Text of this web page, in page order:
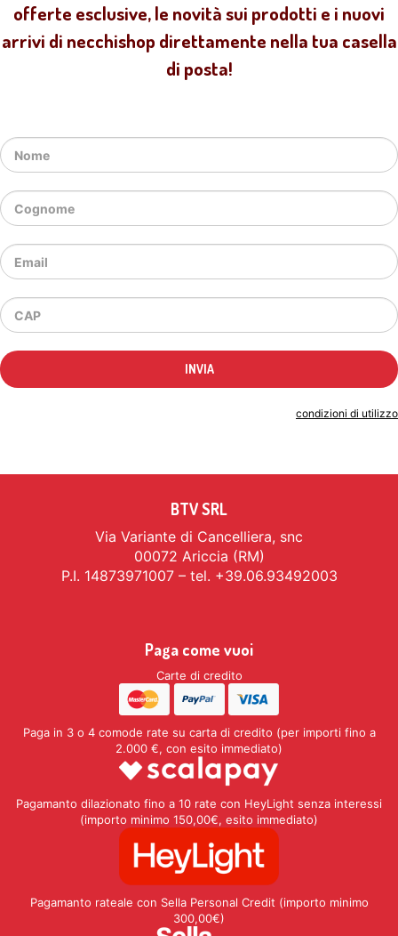
offerte esclusive, le novità sui prodotti e i nuovi
arrivi di necchishop direttamente nella tua casella
di posta!
condizioni di utilizzo
BTV SRL
Via Variante di Cancelliera, snc
00072 Ariccia (RM)
P.I. 14873971007 – tel. +39.06.93492003
Paga come vuoi
Carte di credito
Paga in 3 o 4 comode rate su carta di credito (per importi fino a
2.000 €, con esito immediato)
Pagamanto dilazionato fino a 10 rate con HeyLight senza interessi
(importo minimo 150,00€, esito immediato)
Pagamanto rateale con Sella Personal Credit (importo minimo
300,00€)